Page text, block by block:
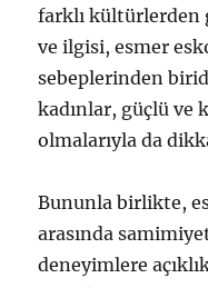
farklı kültürlerden
ve ilgisi, esmer
sebeplerinden
kadınlar, güçlü ve
olmalarıyla da
Bununla birlikte,
arasında
deneyimlere